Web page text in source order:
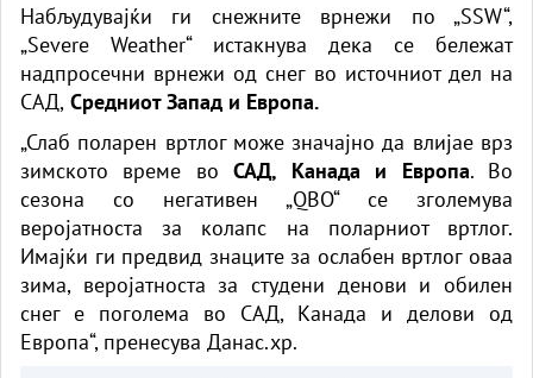
Набљудувајќи ги снежните врнежи по „SSW“,
„Severe Weather“ истакнува дека се бележат
надпросечни врнежи од снег во источниот дел на
САД, Средниот Запад и Европа.
„Слаб поларен вртлог може значајно да влијае врз
зимското време воСАД, Канада и Европа. Во
сезона со негативен „QBO“ се зголемува
веројатноста за колапс на поларниот вртлог.
Имајќи ги предвид знаците за ослабен вртлог оваа
зима, веројатноста за студени денови и обилен
снег е поголема во САД, Канада и делови од
Европа“, пренесува Данас.хр.